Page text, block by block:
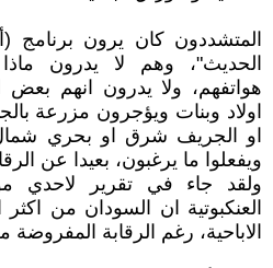
المتشددون كان يرون برنامج
الحديث"، وهم لا يدرون
هواتفهم، ولا يدرون انهم بعض
اولاد وبنات ويؤجرون مزرعة
او الجريف شرق او بحري
ويفعلوا ما يرغبون، بعيدا عن
ولقد جاء في تقرير لاحدي
العنكبوتية ان السودان من
الاباحية، رغم الرقابة المفروضة